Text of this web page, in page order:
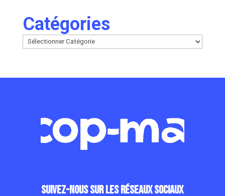
Catégories
Suivez-nous sur les réseaux sociaux